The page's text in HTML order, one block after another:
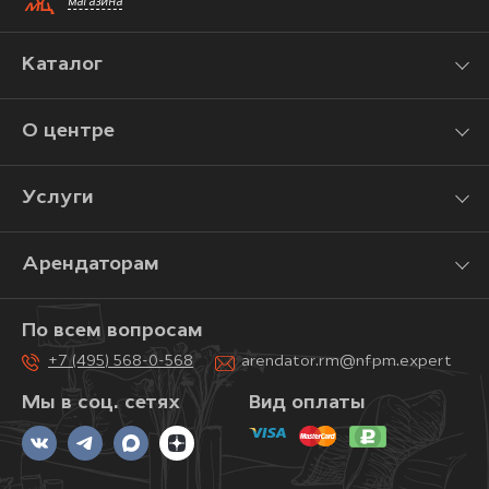
магазина
Каталог
О центре
Услуги
Арендаторам
Мы в соц. сетях
По всем вопросам
+7 (495) 568-0-568 arendator.rm@nfpm.expert
Вид оплаты